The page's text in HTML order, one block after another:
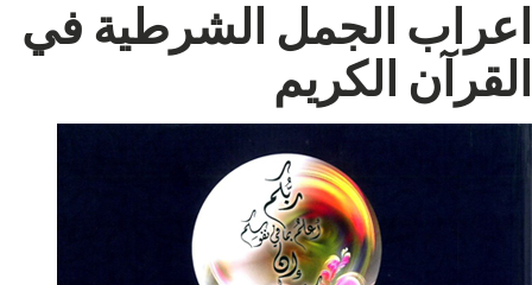
اعراب الجمل الشرطية في
القرآن الكريم